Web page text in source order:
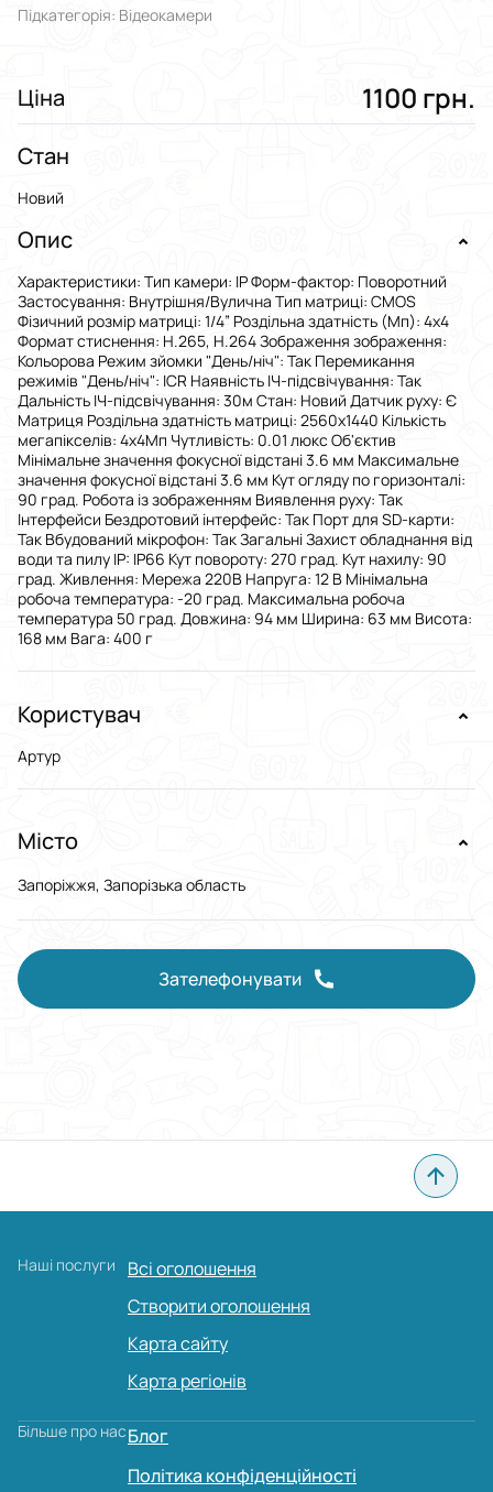
Підкатегорія: Відеокамери
Ціна 1100 грн.
Стан
Новий
Опис
Характеристики: Тип камери: IP Форм-фактор: Поворотний
Застосування: Внутрішня/Вулична Тип матриці: CMOS
Фізичний розмір матриці: 1/4” Роздільна здатність (Мп): 4х4
Формат стиснення: H.265, H.264 Зображення зображення:
Кольорова Режим зйомки "День/ніч": Так Перемикання
режимів "День/ніч": ICR Наявність ІЧ-підсвічування: Так
Дальність ІЧ-підсвічування: 30м Стан: Новий Датчик руху: Є
Матриця Роздільна здатність матриці: 2560x1440 Кількість
мегапікселів: 4х4Мп Чутливість: 0.01 люкс Об'єктив
Мінімальне значення фокусної відстані 3.6 мм Максимальне
значення фокусної відстані 3.6 мм Кут огляду по горизонталі:
90 град. Робота із зображенням Виявлення руху: Так
Інтерфейси Бездротовий інтерфейс: Так Порт для SD-карти:
Так Вбудований мікрофон: Так Загальні Захист обладнання від
води та пилу IP: IP66 Кут повороту: 270 град. Кут нахилу: 90
град. Живлення: Мережа 220В Напруга: 12 В Мінімальна
робоча температура: -20 град. Максимальна робоча
температура 50 град. Довжина: 94 мм Ширина: 63 мм Висота:
168 мм Вага: 400 г
Користувач
Артур
Місто
Запоріжжя, Запорізька область
Зателефонувати
Наші послуги
Всі оголошення
Створити оголошення
Карта сайту
Карта регіонів
Більше про насБлог
Політика конфіденційності